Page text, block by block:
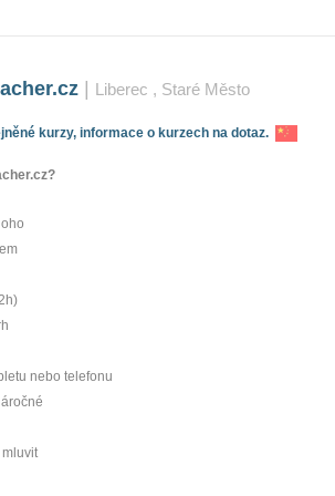
Liberec , Staré Město
kurzy, informace o kurzech na dotaz.
nebo telefonu